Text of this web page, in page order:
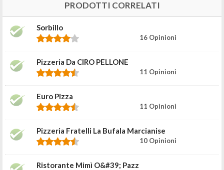
PRODOTTI CORRELATI
Sorbillo
16 Opinioni
Pizzeria Da CIRO PELLONE
11 Opinioni
Euro Pizza
11 Opinioni
Pizzeria Fratelli La Bufala Marcianise
10 Opinioni
Ristorante Mimì O&#39; Pazz